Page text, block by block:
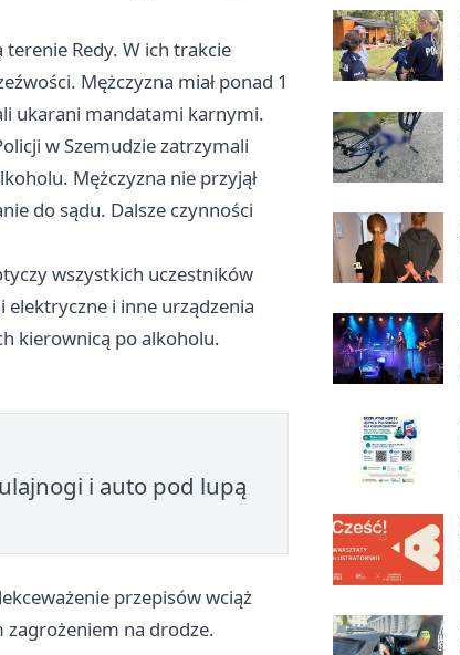
Redy. W ich trakcie
Mężczyzna miał ponad 1
ukarani mandatami karnymi.
w Szemudzie zatrzymali
Mężczyzna nie przyjął
do sądu. Dalsze czynności
wszystkich uczestników
i inne urządzenia
kierownicą po alkoholu.
i auto pod lupą
przepisów wciąż
na drodze.